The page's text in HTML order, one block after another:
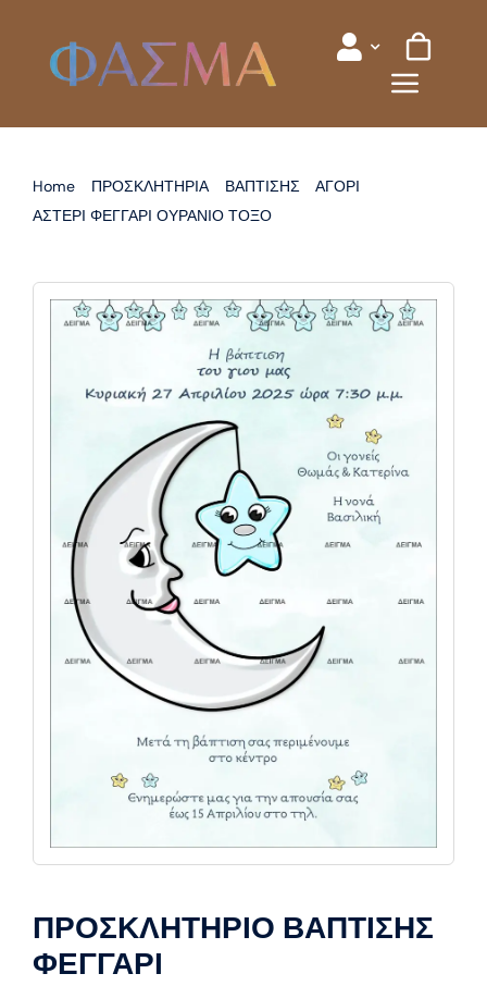
content
Home ΠΡΟΣΚΛΗΤΗΡΙΑ ΒΑΠΤΙΣΗΣ
ΑΓΟΡΙ
ΑΣΤΕΡΙ ΦΕΓΓΑΡΙ ΟΥΡΑΝΙΟ ΤΟΞΟ
ΠΡΟΣΚΛΗΤΗΡΙΟ ΒΑΠΤΙΣΗΣ
ΦΕΓΓΑΡΙ